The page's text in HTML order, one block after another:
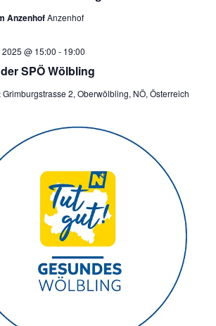
AnzenhofAnzenhof
SPÖ Wölbling
@ 15:00 - 19:00
Grimburgstrasse 2, Oberwölbling, NÖ, Österreich